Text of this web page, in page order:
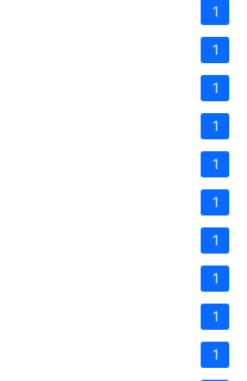
1
1
1
1
1
1
1
1
1
1